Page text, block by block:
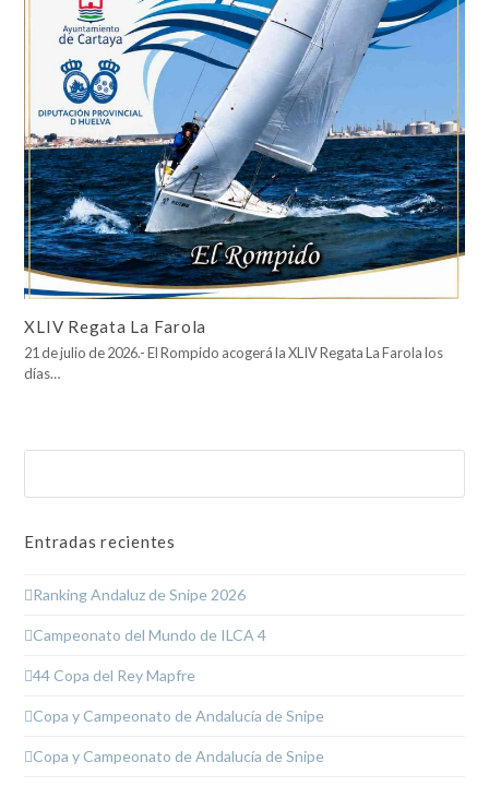
XLIV Regata La Farola
21 de julio de 2026.- El Rompido acogerá la XLIV Regata La Farola los
días…
Entradas recientes
Ranking Andaluz de Snipe 2026
Campeonato del Mundo de ILCA 4
44 Copa del Rey Mapfre
Copa y Campeonato de Andalucía de Snipe
Copa y Campeonato de Andalucía de Snipe